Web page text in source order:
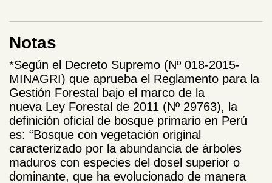
Notas
*Según el Decreto Supremo (Nº 018-2015-
MINAGRI) que aprueba el Reglamento para la
Gestión Forestal bajo el marco de la
nueva Ley Forestal de 2011 (Nº 29763), la
definición oficial de bosque primario en Perú
es: “Bosque con vegetación original
caracterizado por la abundancia de árboles
maduros con especies del dosel superior o
dominante, que ha evolucionado de manera